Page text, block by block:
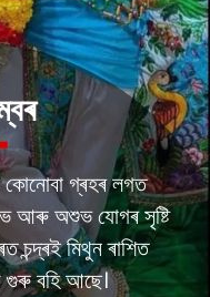
কোনোবা গ্ৰহৰ লগত
আৰু অশুভ যোগৰ সৃষ্টি
চন্দ্ৰই মিথুন ৰাশিত
প্ৰৱেশ কৰিব, য’ত ইতিমধ্যে গুৰু বহি আছে।